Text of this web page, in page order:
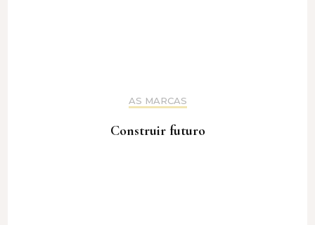
AS MARCAS
Construir futuro